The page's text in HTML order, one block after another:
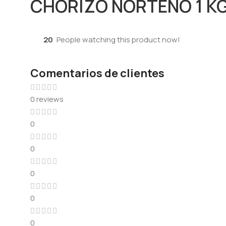
CHORIZO NORTEÑO 1
20 People watching this product now!
Comentarios de clientes
0 reviews
0
0
0
0
0